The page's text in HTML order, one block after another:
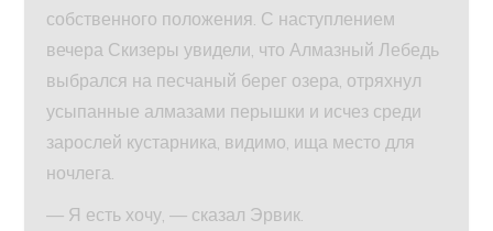
собственного положения. С наступлением
вечера Скизеры увидели, что Алмазный Лебедь
выбрался на песчаный берег озера, отряхнул
усыпанные алмазами перышки и исчез среди
зарослей кустарника, видимо, ища место для
ночлега.
— Я есть хочу, — сказал Эрвик.